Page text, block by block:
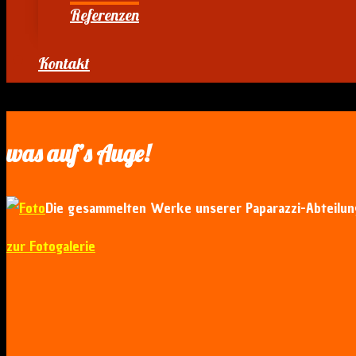
Referenzen
Kontakt
was auf’s Auge!
Die gesammelten Werke unserer Paparazzi-
zur Fotogalerie